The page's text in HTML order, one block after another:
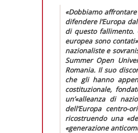
«Dobbiamo
difendere l’Europa
di questo fallimento.
europea sono
nazionaliste e
Summer Open
Romania. Il suo
che gli hanno
costituzionale,
un’«alleanza di
dell’Europa centro-
ricostruendo una
«generazione